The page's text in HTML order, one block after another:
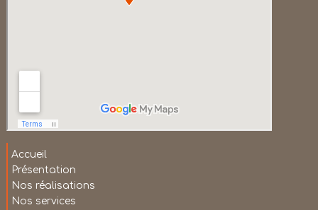
Accueil
Présentation
Nos réalisations
Nos services